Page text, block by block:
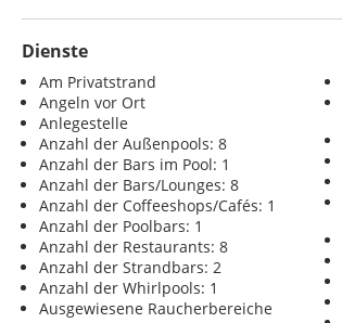
Dienste
Am Privatstrand
Angeln vor Ort
Anlegestelle
Anzahl der Außenpools: 8
Anzahl der Bars im Pool: 1
Anzahl der Bars/Lounges: 8
Anzahl der Coffeeshops/Cafés: 1
Anzahl der Poolbars: 1
Anzahl der Restaurants: 8
Anzahl der Strandbars: 2
Anzahl der Whirlpools: 1
Ausgewiesene Raucherbereiche